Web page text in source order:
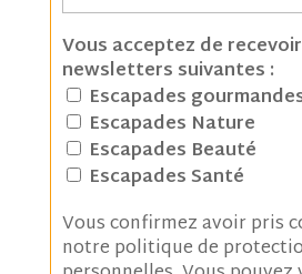
Vous acceptez de
newsletters suivantes :
Escapades
Escapades Nature
Escapades Beauté
Escapades Santé
Vous confirmez avoir pris
notre politique de